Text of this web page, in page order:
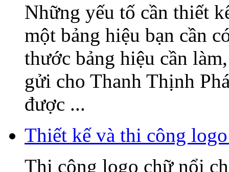
Những yếu tố cần thiết
một bảng hiệu bạn cần
thước bảng hiệu cần
gửi cho Thanh Thịnh
được ...
Thiết kế và thi công
Thi công logo chữ nổi